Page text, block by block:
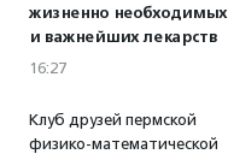
жизненно необходимых
и важнейших лекарств
16:27
Клуб друзей пермской
физико-математической